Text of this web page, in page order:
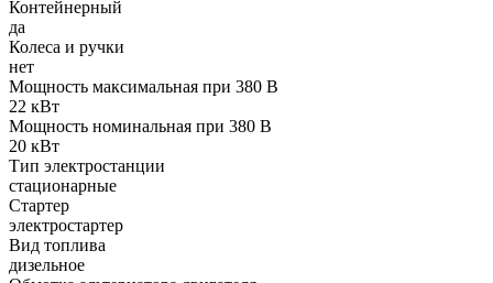
Контейнерный
да
Колеса и ручки
нет
Мощность максимальная при 380 В
22 кВт
Мощность номинальная при 380 В
20 кВт
Тип электростанции
стационарные
Стартер
электростартер
Вид топлива
дизельное